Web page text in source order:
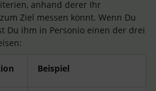
anhand derer Ihr
Ziel messen könnt. Wenn Du
Du ihm in Personio einen der drei
Beispiel